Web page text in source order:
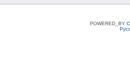
POWERED_BY